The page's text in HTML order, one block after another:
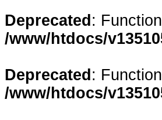
Deprecated :
/www/htdocs/
Deprecated :
/www/htdocs/